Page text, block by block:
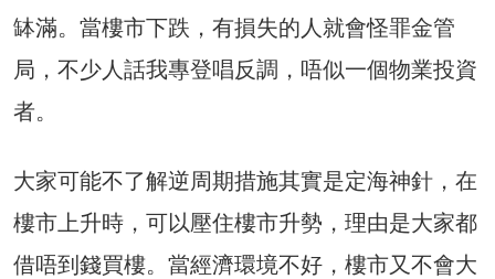
缽滿。當樓市下跌，有損失的人就會怪罪金管
局，不少人話我專登唱反調，唔似一個物業投資
者。
大家可能不了解逆周期措施其實是定海神針，在
樓市上升時，可以壓住樓市升勢，理由是大家都
借唔到錢買樓。當經濟環境不好，樓市又不會大